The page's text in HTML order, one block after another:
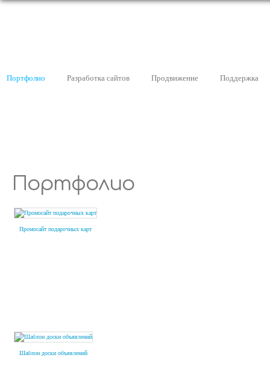
Портфолио Разработка сайтов Продвижение Поддержка
Портфолио
Промосайт подарочных карт
Шаблон доски объявлений